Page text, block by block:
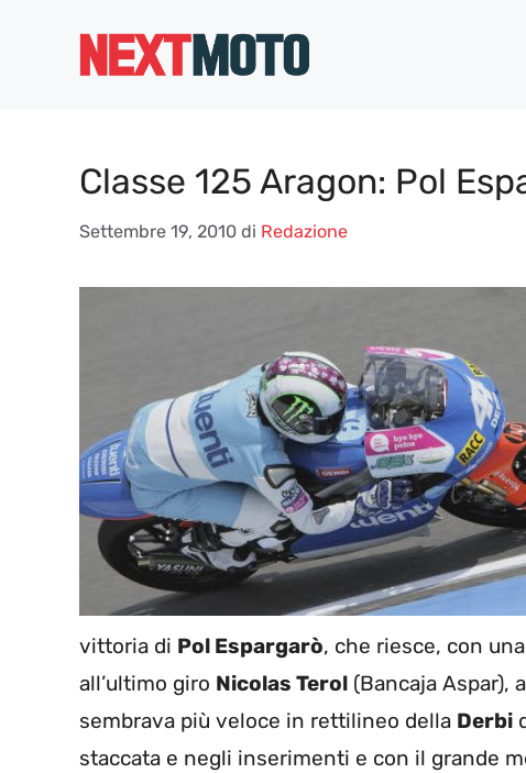
Classe 125 Aragon: Pol
Settembre 19, 2010 di Redazione
vittoria di Pol Espargarò, che riesce, con
all’ultimo giro Nicolas Terol (Bancaja Aspar),
sembrava più veloce in rettilineo della Derbi
staccata e negli inserimenti e con il grande